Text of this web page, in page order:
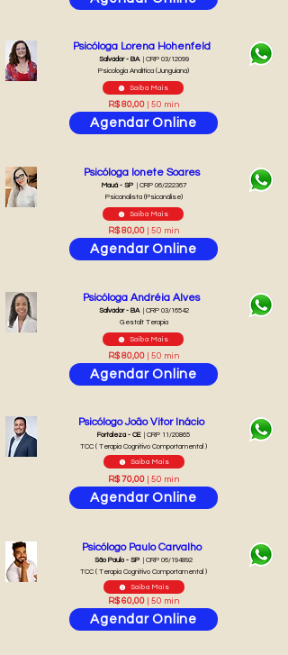
Saiba Mais
Psicóloga Lorena Hohenfeld
Agendar Online
R$ 80,00 | 50 min
Salvador - BA| CRP 03/12099
Psicologia Analítica (Junguiana)
Saiba Mais
Psicóloga Ionete Soares
Agendar Online
R$ 80,00 | 50 min
Mauá - SP| CRP 06/222367
Psicanalista (Psicanálise)
Saiba Mais
Psicóloga Andréia Alves
Agendar Online
R$ 80,00 | 50 min
Salvador - BA| CRP 03/16542
Gestalt Terapia
Saiba Mais
Psicólogo João Vitor Inácio
Fortaleza - CE | CRP 11/20865
TCC ( Terapia Cognitivo Comportamental )
Agendar Online
R$ 70,00 | 50 min
Saiba Mais
Psicólogo Paulo Carvalho
São Paulo - SP | CRP 06/194892
TCC ( Terapia Cognitivo Comportamental )
Agendar Online
R$ 60,00 | 50 min